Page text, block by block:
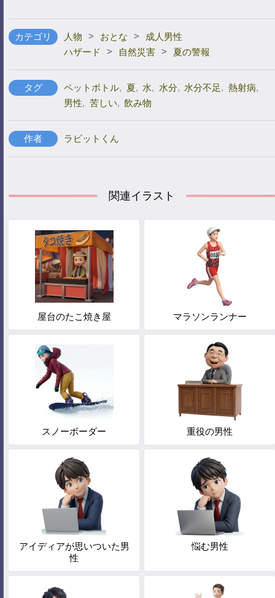
カテゴリ 人物 > おとな >
成人男性
ハザード
> 自然災害 > 夏の警報
タグ ペットボトル, 夏, 水, 水分, 水分不足, 熱射病,
男性, 苦しい, 飲み物
作者 ラビットくん
関連イラスト
屋台のたこ焼き屋 マラソンランナー
スノーボーダー 重役の男性
アイディアが思いついた男
性
悩む男性